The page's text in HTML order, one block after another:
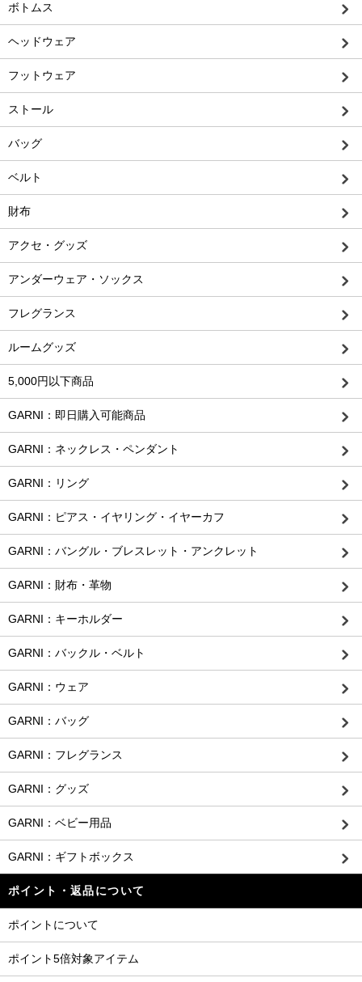
ボトムス
ヘッドウェア
フットウェア
ストール
バッグ
ベルト
財布
アクセ・グッズ
アンダーウェア・ソックス
フレグランス
ルームグッズ
5,000円以下商品
GARNI：即日購入可能商品
GARNI：ネックレス・ペンダント
GARNI：リング
GARNI：ピアス・イヤリング・イヤーカフ
GARNI：バングル・ブレスレット・アンクレット
GARNI：財布・革物
GARNI：キーホルダー
GARNI：バックル・ベルト
GARNI：ウェア
GARNI：バッグ
GARNI：フレグランス
GARNI：グッズ
GARNI：ベビー用品
GARNI：ギフトボックス
ポイント・返品について
ポイントについて
ポイント5倍対象アイテム